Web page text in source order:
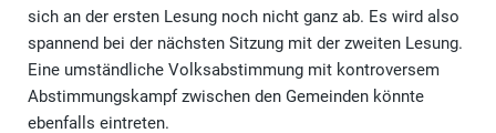
sich an der ersten Lesung noch nicht ganz ab. Es wird also
spannend bei der nächsten Sitzung mit der zweiten Lesung.
Eine umständliche Volksabstimmung mit kontroversem
Abstimmungskampf zwischen den Gemeinden könnte
ebenfalls eintreten.